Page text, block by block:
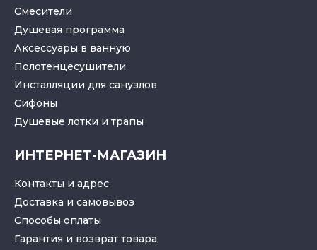
Смесители
Душевая программа
Аксессуары в ванную
Полотенцесушители
Инсталляции для санузлов
Cифоны
Душевые лотки и трапы
ИНТЕРНЕТ-МАГАЗИН
Контакты и адрес
Доставка и самовывоз
Способы оплаты
Гарантия и возврат товара